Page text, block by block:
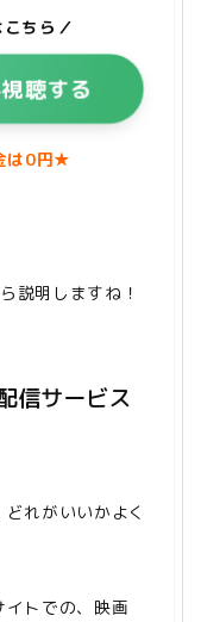
ちら／
聴する
は0円★
説明しますね！
信サービス
れがいいかよく
トでの、映画